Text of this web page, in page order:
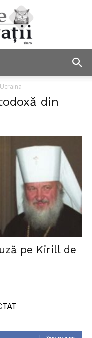
din
pe Kirill de